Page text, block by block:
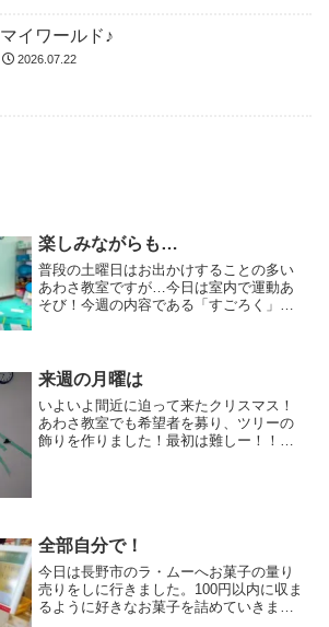
マイワールド♪
2026.07.22
楽しみながらも…
普段の土曜日はお出かけすることの多い
あわさ教室ですが…今日は室内で運動あ
そび！今週の内容である「すごろく」を
お題はそのままに… ミッ...
来週の月曜は
いよいよ間近に迫って来たクリスマス！
あわさ教室でも希望者を募り、ツリーの
飾りを作りました！最初は難しー！！と
全部自分で！
今日は長野市のラ・ムーへお菓子の量り
売りをしに行きました。100円以内に収ま
るように好きなお菓子を詰めていきま